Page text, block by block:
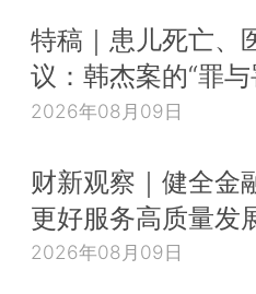
特稿｜患儿死亡、
议：韩杰案的“罪与
2026年08月09日
财新观察｜健全金
更好服务高质量发
2026年08月09日